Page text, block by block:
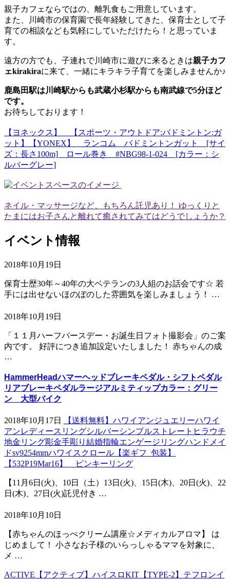
親子カフェならではの、離乳食もご用意しています。
また、川崎市の保育園で長年経験してきた、保育士として子
育ての相談なども気軽にしていただけたら！と思っていま
す。
遠方の方でも、子連れで川崎市に遊びに来るときは親子カフ
ェkirakiraに来て、一緒にキラキラ子育てを楽しみませんか♪
鹿島田駅は川崎駅からも武蔵小杉駅からも南武線で5分ほど
です。
お待ちしております！
【ヨネックス】 【スポーツ・アウトドア:バドミントン:ガ
ット】【YONEX】 ランコム バドミントンガット [サイ
ズ：長さ100m] ロール巻き #NBG98-1-024 [カラー：シ
ルバーグレー]
ネイル・マッサージなど、もちろん託児あり！ ゆっくりと
たまにはお子さんと離れて癒されてみてはどうでしょうか？
イベント情報
2018年10月19日
保育士歴30年～40年の大ベテランの3人組のお話会です☆ 若
手には出せないほのぼのした雰囲気を楽しみましょう！ …
2018年10月19日
「１１月ハーフバースデー・お誕生日フォト撮影会」のご案
内です。 好評につき追加設定いたしました！ 赤ちゃんの成
…
HammerHeadハマーヘッドブレーキペダル・シフトペダル
リアブレーキペダルラージアルミティップカラー：グリー
ン 大型バイク
2018年10月17日
【送料無料】ハワイアンジュエリーハワイ
アンレディースリングシルバーシンプルストレートヒラウチ
地金リング彫金手彫り結婚指輪エンゲージリングハンドメイ
ドsv9254mmハワイスクロール【楽ギフ_包装】
【532P19Mar16】 ピンキーリング
【11月6日(火)、10日（土）13日(火)、15日(木)、20日(火)、22
日(木)、27日(火)託児付き …
2018年10月10日
【赤ちゃんのほっぺクリーム講座☆メディカルアロマ】 は
じめまして！ 小さなお子様のいらっしゃるママを対象に、
メ …
ACTIVE【アクティブ】ハイスロKIT【TYPE-2】テフロンイ